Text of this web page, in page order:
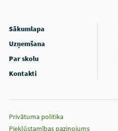
Sākumlapa
Uzņemšana
Par skolu
Kontakti
Privātuma politika
Piekļūstamības paziņojums